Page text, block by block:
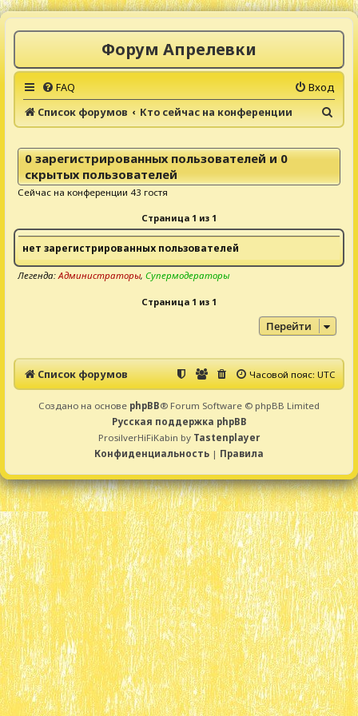
Форум Апрелевки
FAQ
Вход
Список форумов
Кто сейчас на конференции
о
и
0 зарегистрированных пользователей и 0
скрытых пользователей
Сейчас на конференции 43 гостя
Страница 1 из 1
нет зарегистрированных пользователей
Легенда:Администраторы, Супермодераторы
Страница 1 из 1
Перейти
Список форумов Часовой пояс:UTC
Создано на основе phpBB® Forum Software © phpBB Limited
Русская поддержка phpBB
ProsilverHiFiKabin by Tastenplayer
Конфиденциальность | Правила